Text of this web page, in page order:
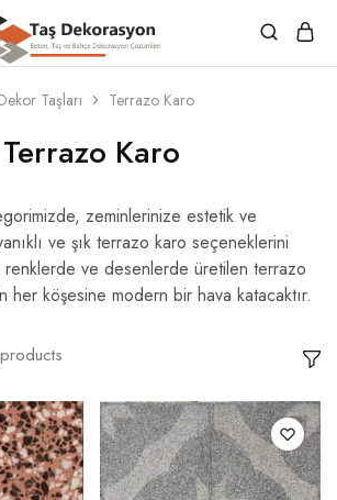
Taşları Terrazo Karo
Terrazo Karo
zeminlerinize estetik ve
ve şık terrazo karo seçeneklerini
renklerde ve desenlerde üretilen terrazo
her köşesine modern bir hava katacaktır.
products